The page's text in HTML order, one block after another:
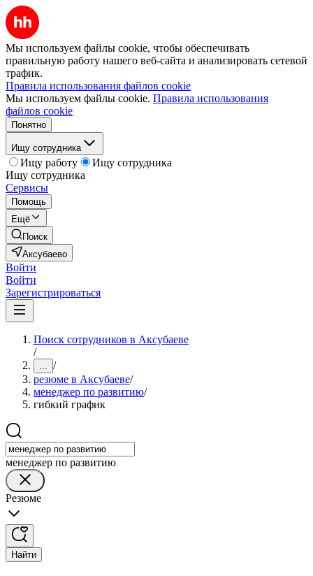
Мы используем файлы cookie, чтобы обеспечивать
правильную работу нашего веб-сайта и анализировать сетевой
трафик.
Правила использования файлов cookie
Мы используем файлы cookie. Правила использования
файлов cookie
Понятно
Ищу сотрудника
Ищу работу
Ищу сотрудника
Ищу сотрудника
Сервисы
Помощь
Ещё
Поиск
Аксубаево
Войти
Войти
Зарегистрироваться
Поиск сотрудников в Аксубаеве
/
... /
резюме в Аксубаеве/
менеджер по развитию/
гибкий график
менеджер по развитию
Резюме
Найти